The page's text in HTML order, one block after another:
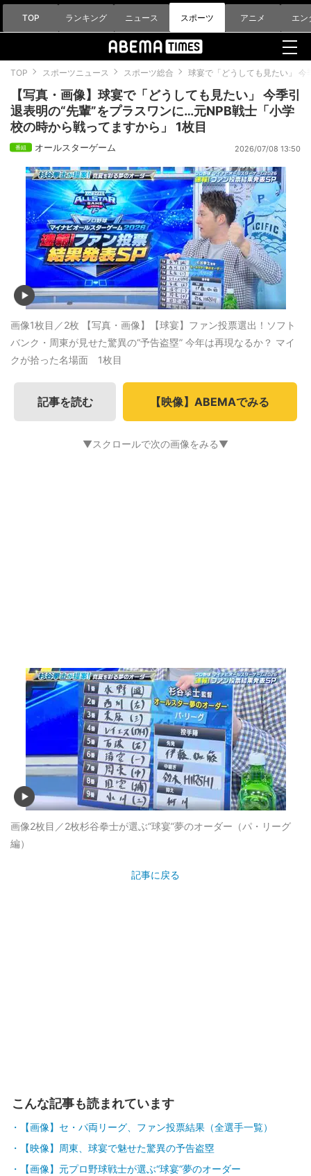
TOP ランキング ニュース スポーツ アニメ エン
TOP スポーツニュース スポーツ総合 球宴で「どうしても見たい」
【写真・画像】球宴で「どうしても見たい」 今季引
退表明の“先輩”をプラスワンに…元NPB戦士「小学
校の時から戦ってますから」 1枚目
オールスターゲーム 2026/07/08 13:50
画像1枚目／2枚 【写真・画像】【球宴】ファン投票選出！ソフト
バンク・周東が見せた驚異の“予告盗塁” 今年は再現なるか？ マイ
クが拾った名場面 1枚目
記事を読む 【映像】ABEMAでみる
▼スクロールで次の画像をみる▼
画像2枚目／2枚杉谷拳士が選ぶ“球宴”夢のオーダー（パ・リーグ
編）
記事に戻る
こんな記事も読まれています
【画像】セ・パ両リーグ、ファン投票結果（全選手一覧）
【映像】周東、球宴で魅せた驚異の予告盗塁
【画像】元プロ野球戦士が選ぶ“球宴”夢のオーダー